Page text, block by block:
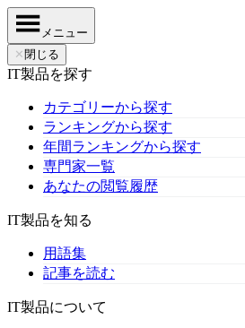
メニュー
✕ 閉じる
IT製品を探す
カテゴリーから探す
ランキングから探す
年間ランキングから探す
専門家一覧
あなたの閲覧履歴
IT製品を知る
用語集
記事を読む
IT製品について